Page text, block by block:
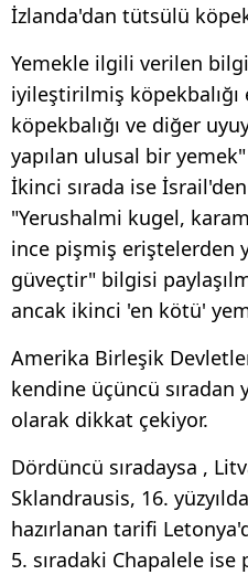
İzlanda'dan tütsülü
Yemekle ilgili verilen
iyileştirilmiş
köpekbalığı ve diğer
yapılan ulusal bir
İkinci sırada ise
"Yerushalmi kugel,
ince pişmiş eriştelerden
güveçtir" bilgisi
ancak ikinci 'en kötü'
Amerika Birleşik
kendine üçüncü
olarak dikkat çekiyor.
Dördüncü sıradaysa ,
Sklandrausis, 16.
hazırlanan tarifi
5. sıradaki Chapalele